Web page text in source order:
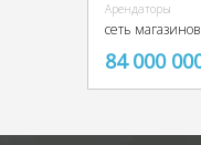
Арендаторы
сеть
84 000